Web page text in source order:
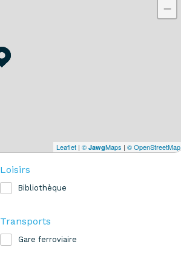
−
Leaflet | © JawgMaps | © OpenStreetMap
Loisirs
Bibliothèque
Transports
Gare ferroviaire